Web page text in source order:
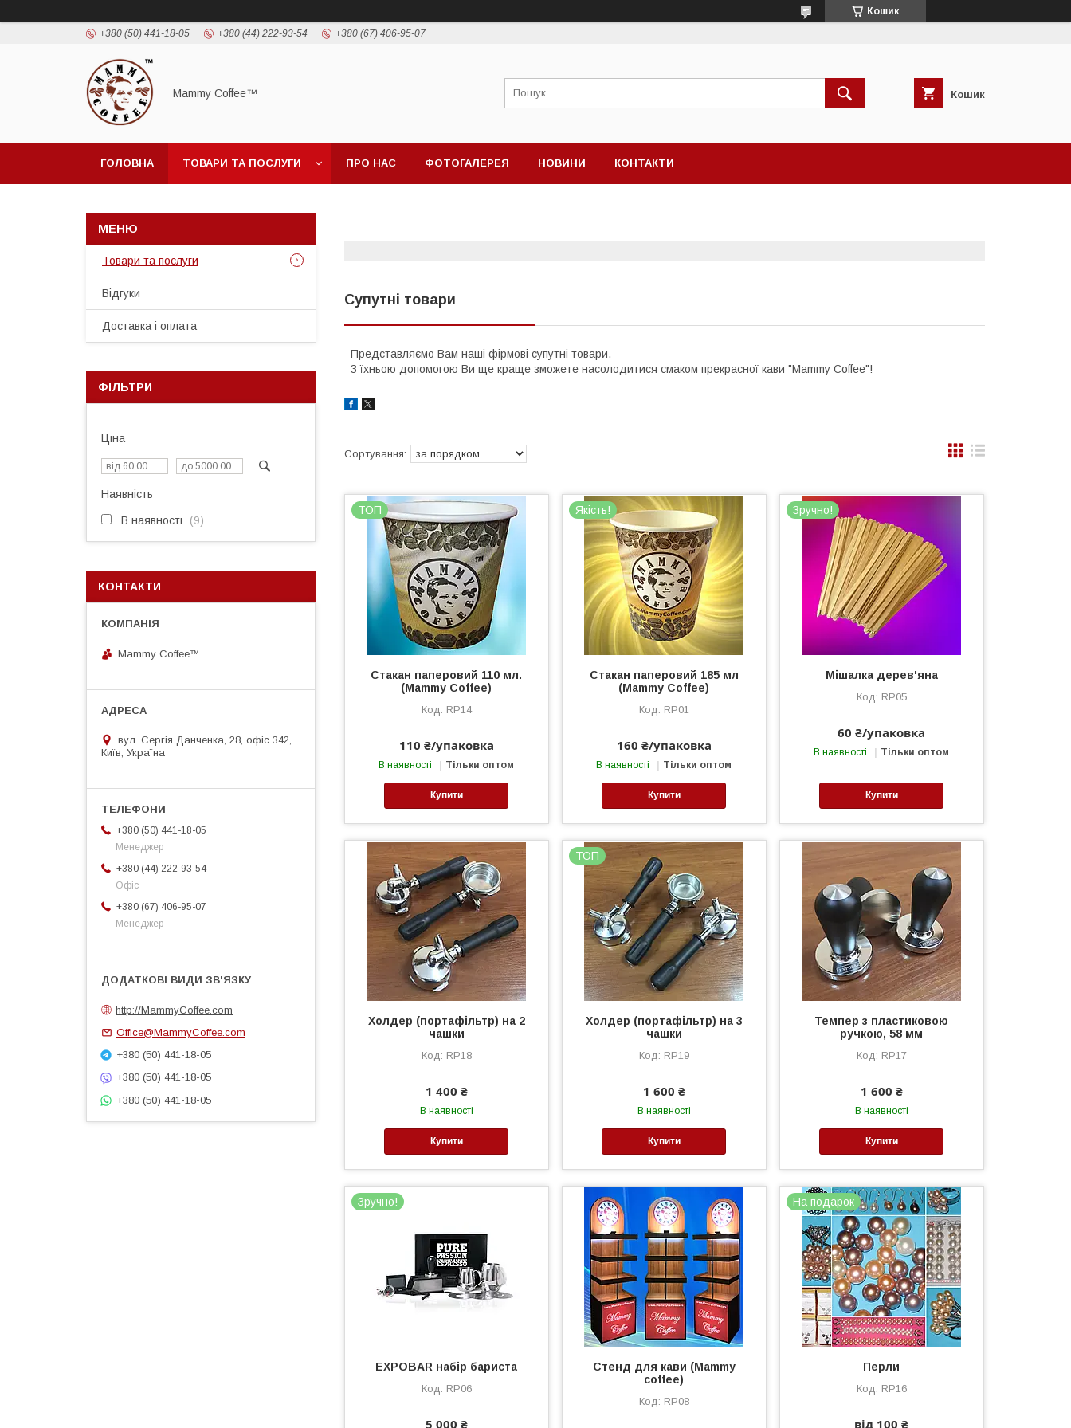
Кошик
+380 (50) 441-18-05 +380 (44) 222-93-54 +380 (67) 406-95-07
Mammy Coffee™ Кошик
ГОЛОВНА ТОВАРИ ТА ПОСЛУГИ ПРО НАС ФОТОГАЛЕРЕЯ НОВИНИ КОНТАКТИ
Супутні товари
Представляємо Вам наші фірмові супутні товари.
З їхньою допомогою Ви ще краще зможете насолодитися смаком прекрасної кави "Mammy Coffee"!
ТОП
Стакан паперовий 110 мл.
(Mammy Coffee)
RP14
110 ₴/упаковка
В наявності Тільки оптом
Купити
Якість!
Стакан паперовий 185 мл
(Mammy Coffee)
RP01
160 ₴/упаковка
В наявності Тільки оптом
Купити
Зручно!
Мішалка дерев'яна
RP05
60 ₴/упаковка
В наявності Тільки оптом
Купити
Холдер (портафільтр) на 2
чашки
RP18
1 400 ₴
В наявності
Купити
ТОП
Холдер (портафільтр) на 3
чашки
RP19
1 600 ₴
В наявності
Купити
Темпер з пластиковою
ручкою, 58 мм
RP17
1 600 ₴
В наявності
Купити
Зручно!
EXPOBAR набір бариста
RP06
5 000 ₴
Стенд для кави (Mammy
coffee)
RP08
На подарок
Перли
RP16
від 100 ₴
Товари та послуги
Відгуки
Доставка і оплата
ФІЛЬТРИ
Ціна
Наявність
В наявності 9
КОНТАКТИ
Mammy Coffee™
вул. Сергія Данченка, 28, офіс 342,
Київ, Україна
+380 (50) 441-18-05
Менеджер
+380 (44) 222-93-54
Офіс
+380 (67) 406-95-07
Менеджер
http://MammyCoffee.com
Office@MammyCoffee.com
+380 (50) 441-18-05
+380 (50) 441-18-05
+380 (50) 441-18-05